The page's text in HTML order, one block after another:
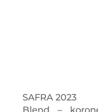
SAFRA 2023